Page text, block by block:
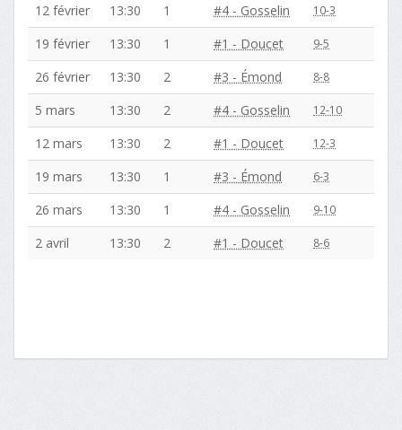
12 février 13:30 1 #4 - Gosselin 10-3
19 février 13:30 1 #1 - Doucet 9-5
26 février 13:30 2 #3 - Émond 8-8
5 mars 13:30 2 #4 - Gosselin 12-10
12 mars 13:30 2 #1 - Doucet 12-3
19 mars 13:30 1 #3 - Émond 6-3
26 mars 13:30 1 #4 - Gosselin 9-10
2 avril 13:30 2 #1 - Doucet 8-6